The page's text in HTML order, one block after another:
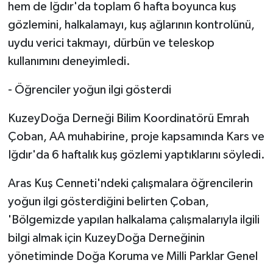
hem de Iğdır'da toplam 6 hafta boyunca kuş
gözlemini, halkalamayı, kuş ağlarının kontrolünü,
uydu verici takmayı, dürbün ve teleskop
kullanımını deneyimledi.
- Öğrenciler yoğun ilgi gösterdi
KuzeyDoğa Derneği Bilim Koordinatörü Emrah
Çoban, AA muhabirine, proje kapsamında Kars ve
Iğdır'da 6 haftalık kuş gözlemi yaptıklarını söyledi.
Aras Kuş Cenneti'ndeki çalışmalara öğrencilerin
yoğun ilgi gösterdiğini belirten Çoban,
'Bölgemizde yapılan halkalama çalışmalarıyla ilgili
bilgi almak için KuzeyDoğa Derneğinin
yönetiminde Doğa Koruma ve Milli Parklar Genel